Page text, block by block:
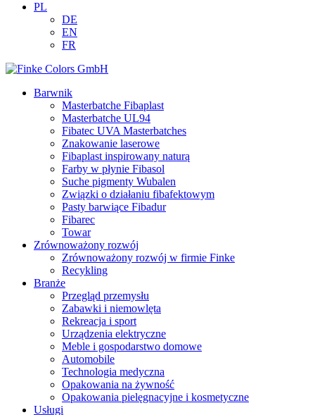
PL
DE
EN
FR
Barwnik
Masterbatche Fibaplast
Masterbatche UL94
Fibatec UVA Masterbatches
Znakowanie laserowe
Fibaplast inspirowany naturą
Farby w płynie Fibasol
Suche pigmenty Wubalen
Związki o działaniu fibafektowym
Pasty barwiące Fibadur
Fibarec
Towar
Zrównoważony rozwój
Zrównoważony rozwój w firmie Finke
Recykling
Branże
Przegląd przemysłu
Zabawki i niemowlęta
Rekreacja i sport
Urządzenia elektryczne
Meble i gospodarstwo domowe
Automobile
Technologia medyczna
Opakowania na żywność
Opakowania pielęgnacyjne i kosmetyczne
Usługi